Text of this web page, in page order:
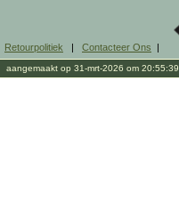
Retourpolitiek | Contacteer Ons |
aangemaakt op 31-mrt-2026 om